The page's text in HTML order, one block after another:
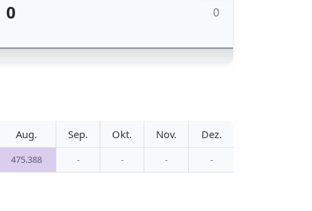
0 0
Aug. Sep. Okt. Nov. Dez.
475.388 - - - -